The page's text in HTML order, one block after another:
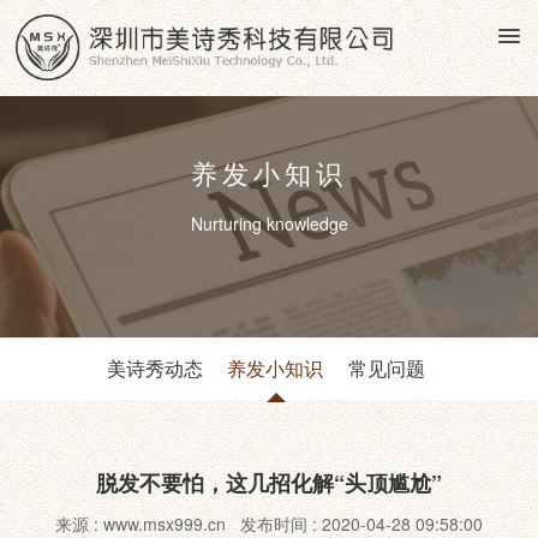
养发小知识
Nurturing knowledge
美诗秀动态 养发小知识 常见问题
脱发不要怕，这几招化解“头顶尴尬”
来源 : www.msx999.cn 发布时间 : 2020-04-28 09:58:00